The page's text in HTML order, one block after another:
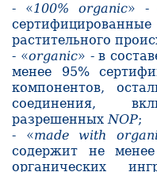
- «100% organic» -
растительного
- «organic» - в
менее 95%
компонентов,
соединения,
разрешенныхNOP;
- «made with
содержит не
органических